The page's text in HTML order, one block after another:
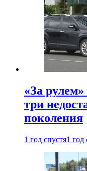
«За
три
поколения
1 год спустя1 год